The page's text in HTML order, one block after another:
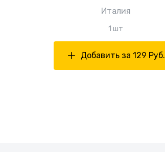
Италия
1 шт
Добавить за 129 Руб.